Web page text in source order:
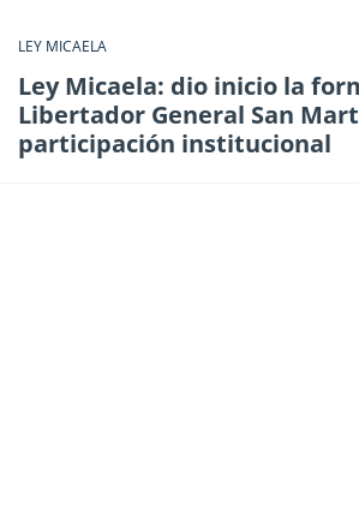
LEY MICAELA
Ley Micaela: dio inicio la
Libertador General San
participación institucional